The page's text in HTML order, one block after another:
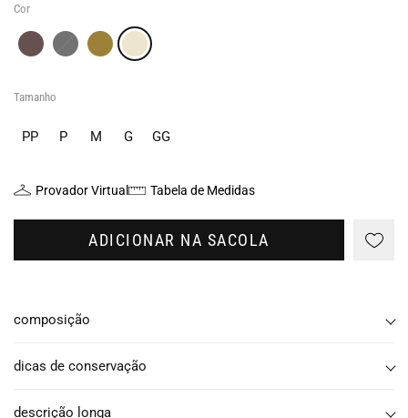
Cor
Tamanho
PP P M G GG
Provador Virtual Tabela de Medidas
ADICIONAR NA SACOLA
composição
dicas de conservação
descrição longa